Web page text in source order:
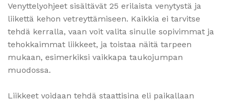
Venyttelyohjeet sisältävät 25 erilaista venytystä ja
liikettä kehon vetreyttämiseen. Kaikkia ei tarvitse
tehdä kerralla, vaan voit valita sinulle sopivimmat ja
tehokkaimmat liikkeet, ja toistaa näitä tarpeen
mukaan, esimerkiksi vaikkapa taukojumpan
muodossa.
Liikkeet voidaan tehdä staattisina eli paikallaan